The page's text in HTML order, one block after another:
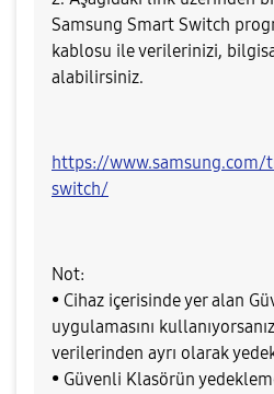
Samsung Smart Switch
kablosu ile verilerinizi,
alabilirsiniz.
https://
switch/
Not:
• Cihaz içerisinde yer alan
uygulamasını
verilerinden ayrı olarak
• Güvenli Klasörün